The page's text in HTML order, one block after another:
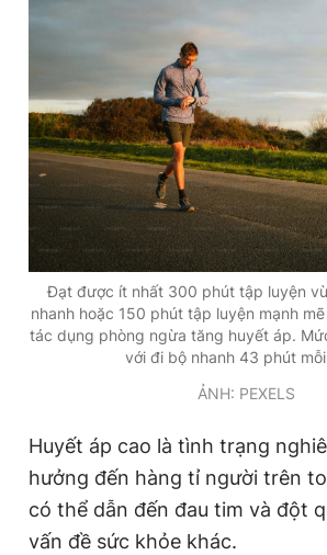
Giấy phép xuất bản số 110/GP - BTTTT cấp
© 2003-2026 Bản quyền thuộc về Báo
chép dưới mọi hình thức nếu không có sự
bản. Phát triển bởi ePi Technologies, JSC.
Đạt được ít nhất 300 phút tập luyện
nhanh hoặc 150 phút tập luyện mạnh
tác dụng phòng ngừa tăng huyết áp.
với đi bộ nhanh 43 phút
ẢNH: PEXELS
Huyết áp cao là tình trạng
hưởng đến hàng tỉ người trên
có thể dẫn đến đau tim và đột
vấn đề sức khỏe khác.